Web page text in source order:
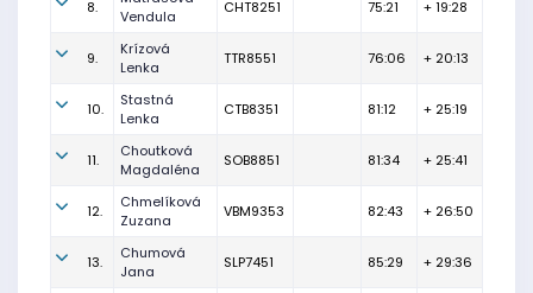
8.
Vendula
CHT8251 75:21 + 19:28
9.
Krízová
Lenka
TTR8551 76:06 + 20:13
10.
Stastná
Lenka
CTB8351 81:12 + 25:19
11.
Choutková
Magdaléna
SOB8851 81:34 + 25:41
12.
Chmelíková
Zuzana
VBM9353 82:43 + 26:50
13.
Chumová
Jana
SLP7451 85:29 + 29:36